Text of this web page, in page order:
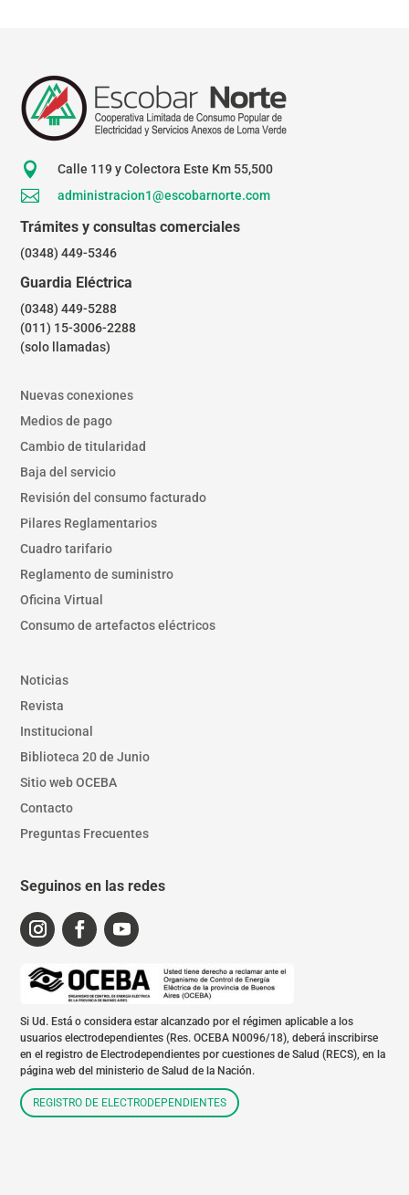
 Calle 119 y Colectora Este Km 55,500
 administracion1@escobarnorte.com
Trámites y consultas comerciales
(0348) 449-5346
Guardia Eléctrica
(0348) 449-5288
(011) 15-3006-2288
(solo llamadas)
Nuevas conexiones
Medios de pago
Cambio de titularidad
Baja del servicio
Revisión del consumo facturado
Pilares Reglamentarios
Cuadro tarifario
Reglamento de suministro
Oficina Virtual
Consumo de artefactos eléctricos
Noticias
Revista
Institucional
Biblioteca 20 de Junio
Sitio web OCEBA
Contacto
Preguntas Frecuentes
Seguinos en las redes
Si Ud. Está o considera estar alcanzado por el régimen aplicable a los
usuarios electrodependientes (Res. OCEBA N0096/18), deberá inscribirse
en el registro de Electrodependientes por cuestiones de Salud (RECS), en la
página web del ministerio de Salud de la Nación.
REGISTRO DE ELECTRODEPENDIENTES